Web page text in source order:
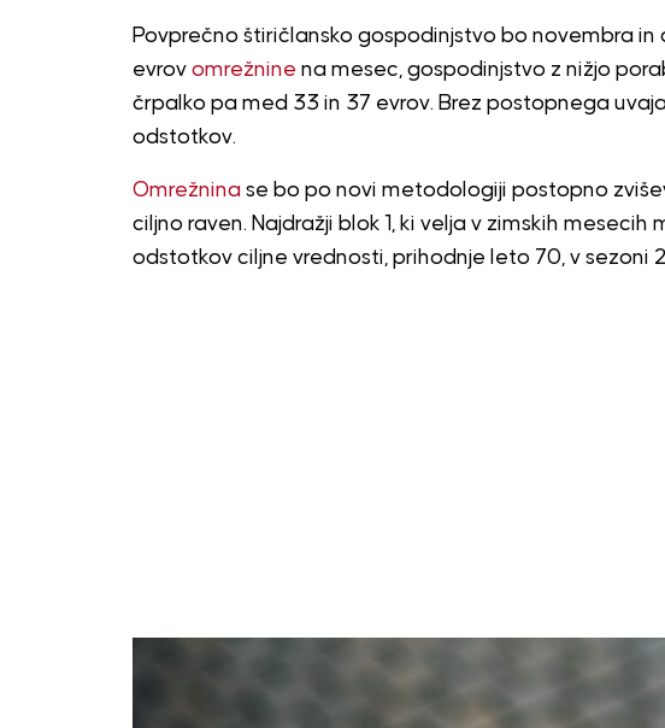
Povprečno štiričlansko gospodinjstvo bo novembra
evrov omrežnine na mesec, gospodinjstvo z nižjo
črpalko pa med 33 in 37 evrov. Brez postopnega
odstotkov.
Omrežninase bo po novi metodologiji postopno
ciljno raven. Najdražji blok 1, ki velja v zimskih
odstotkov ciljne vrednosti, prihodnje leto 70, v sezoni